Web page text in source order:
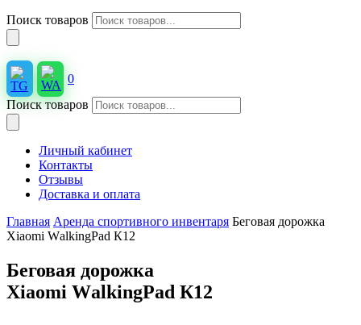
Поиск товаров
0
Поиск товаров
Личный кабинет
Контакты
Отзывы
Доставка и оплата
Главная Аренда спортивного инвентаря Беговая дорожка
Хiаomi WаlkingPаd К12
Беговая дорожка
Хiаomi WаlkingPаd К12